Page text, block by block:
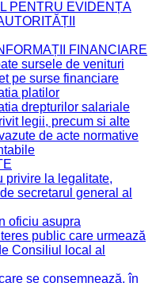
PENTRU EVIDENȚA
FINANCIARE
sursele de venituri
pe surse financiare
platilor
drepturilor salariale
legii, precum si alte
de acte normative
privire la legalitate,
secretarul general al
oficiu asupra
public care urmează
Consiliul local al
se consemnează, în